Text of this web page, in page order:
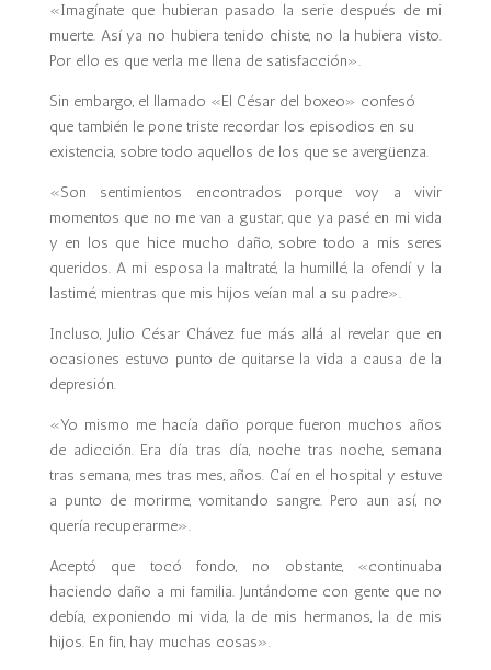
«Imagínate que hubieran pasado la serie después de mi
muerte. Así ya no hubiera tenido chiste, no la hubiera visto.
Por ello es que verla me llena de satisfacción».
Sin embargo, el llamado «El César del boxeo» confesó
que también le pone triste recordar los episodios en su
existencia, sobre todo aquellos de los que se avergüenza.
«Son sentimientos encontrados porque voy a vivir
momentos que no me van a gustar, que ya pasé en mi vida
y en los que hice mucho daño, sobre todo a mis seres
queridos. A mi esposa la maltraté, la humillé, la ofendí y la
lastimé, mientras que mis hijos veían mal a su padre».
Incluso, Julio César Chávez fue más allá al revelar que en
ocasiones estuvo punto de quitarse la vida a causa de la
depresión.
«Yo mismo me hacía daño porque fueron muchos años
de adicción. Era día tras día, noche tras noche, semana
tras semana, mes tras mes, años. Caí en el hospital y estuve
a punto de morirme, vomitando sangre. Pero aun así, no
quería recuperarme».
Aceptó que tocó fondo, no obstante, «continuaba
haciendo daño a mi familia. Juntándome con gente que no
debía, exponiendo mi vida, la de mis hermanos, la de mis
hijos. En fin, hay muchas cosas».